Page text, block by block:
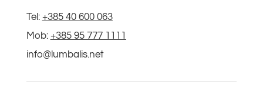
Tel: +385 40 600 063
Mob: +385 95 777 1111
info@lumbalis.net